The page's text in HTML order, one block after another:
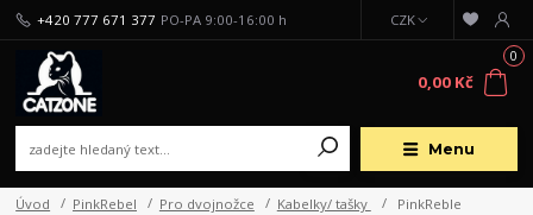
Menu
CZK
+420 777 671 377 PO-PA 9:00-16:00 h
0
0,00 Kč
Úvod PinkRebel Pro dvojnožce Kabelky/ tašky
PinkReble